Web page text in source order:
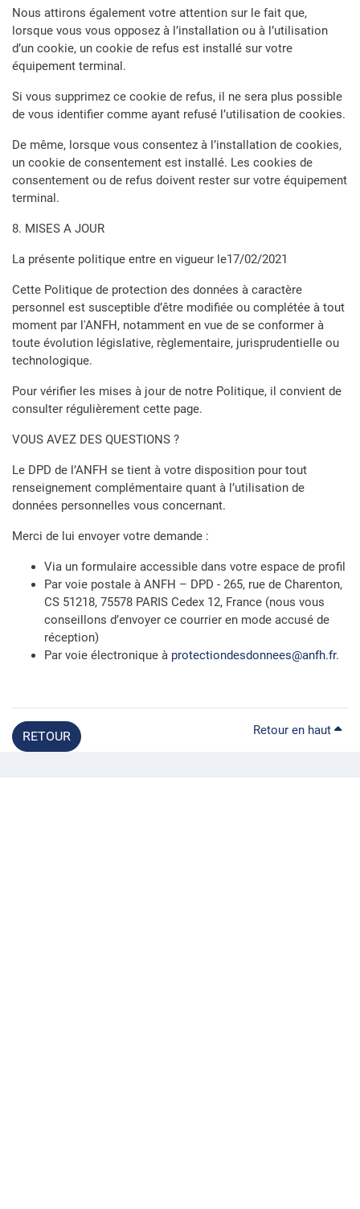
Nous attirons également votre attention sur le fait que,
lorsque vous vous opposez à l’installation ou à l’utilisation
d’un cookie, un cookie de refus est installé sur votre
équipement terminal.
Si vous supprimez ce cookie de refus, il ne sera plus possible
de vous identifier comme ayant refusé l’utilisation de cookies.
De même, lorsque vous consentez à l’installation de cookies,
un cookie de consentement est installé. Les cookies de
consentement ou de refus doivent rester sur votre équipement
terminal.
8. MISES A JOUR
La présente politique entre en vigueur le17/02/2021
Cette Politique de protection des données à caractère
personnel est susceptible d’être modifiée ou complétée à tout
moment par l'ANFH, notamment en vue de se conformer à
toute évolution législative, règlementaire, jurisprudentielle ou
technologique.
Pour vérifier les mises à jour de notre Politique, il convient de
consulter régulièrement cette page.
VOUS AVEZ DES QUESTIONS ?
Le DPD de l’ANFH se tient à votre disposition pour tout
renseignement complémentaire quant à l’utilisation de
données personnelles vous concernant.
Merci de lui envoyer votre demande :
Via un formulaire accessible dans votre espace de profil
Par voie postale à ANFH – DPD - 265, rue de Charenton,
CS 51218, 75578 PARIS Cedex 12, France (nous vous
conseillons d’envoyer ce courrier en mode accusé de
réception)
Par voie électronique à protectiondesdonnees@anfh.fr.
RETOUR Retour en haut